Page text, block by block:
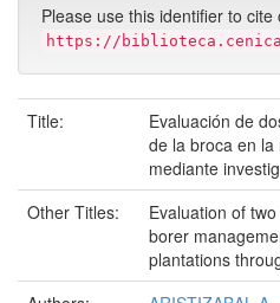
Please use this identifier to cite
https://
Title:
Evaluación de
de la broca en
mediante
Other Titles:
Evaluation of
borer
plantations